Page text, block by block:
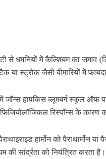
से धमनियों में कैल्शियम का
या स्ट्रोक जैसी बीमारियों में
हापकिंस ब्लूमबर्ग स्कूल ऑफ
रिस्पॉन्स के कारण
हार्मोन को पैराथार्मोन या
की सांर्द्रता को नियंत्रित करता